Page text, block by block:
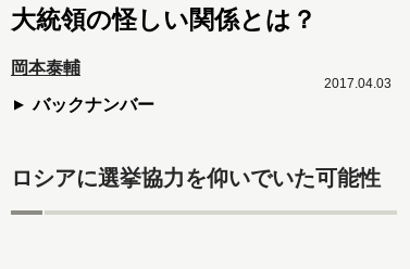
大統領の怪しい関係とは？
岡本泰輔
バックナンバー
2017.04.03
ロシアに選挙協力を仰いでいた可能性